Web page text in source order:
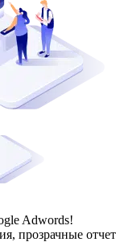
Adwords!